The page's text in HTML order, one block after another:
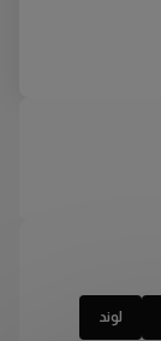
لوند